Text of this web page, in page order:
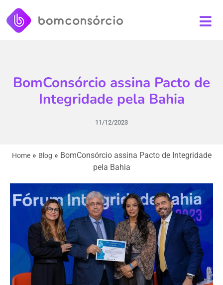
BomConsórcio assina Pacto de
Integridade pela Bahia
11/12/2023
Home» Blog » BomConsórcio assina Pacto de Integridade
pela Bahia